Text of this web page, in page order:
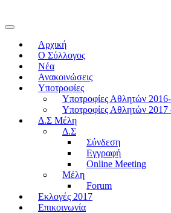
Αρχική
O Σύλλογος
Νέα
Ανακοινώσεις
Υποτροφίες
Υποτροφίες Αθλητών
Υποτροφίες Αθλητών 2017
Δ.Σ Μέλη
Δ.Σ
Σύνδεση
Εγγραφή
Online Meeting
Μέλη
Forum
Εκλογές 2017
Επικοινωνία